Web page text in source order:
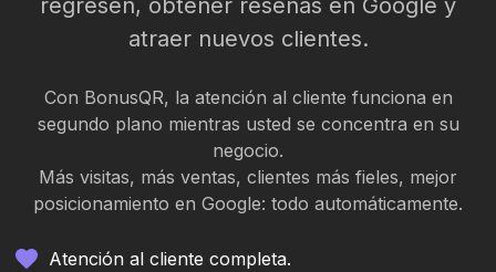
regresen, obtener reseñas en Google y
atraer nuevos clientes.
Con BonusQR, la atención al cliente funciona en
segundo plano mientras usted se concentra en su
negocio.
Más visitas, más ventas, clientes más fieles, mejor
posicionamiento en Google: todo automáticamente.
Atención al cliente completa.